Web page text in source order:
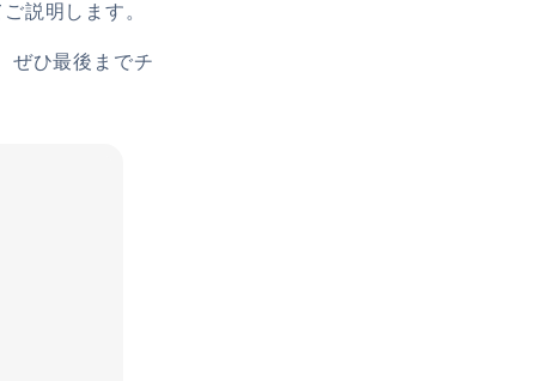
説明します。
ぜひ最後までチ